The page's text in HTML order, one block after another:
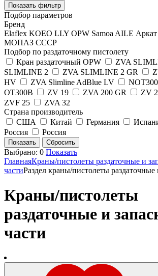
Показать фильтр
Подбор параметров
Бренд
Elaflex KOEO LLY OPW Samoa AILE Аркат
МОПАЗ СССР
Подбор по раздаточному пистолету
Кран раздаточный OPW
ZVA
SLIMLINE 2
ZVA SLIMLINE 2 GR
HV
ZVA Slimline AdBlue LV
OT300B
ZV 19 ZVA 200 GR ZV
ZVF 25
ZVA 32
Страна производитель
США
Китай Германия
Россия
Россия
Выбрано: 0 Показать
ГлавнаяКраны/пистолеты раздаточные и
частиРаздел краны/пистолеты раздаточные
Краны/пистолеты
раздаточные и
части